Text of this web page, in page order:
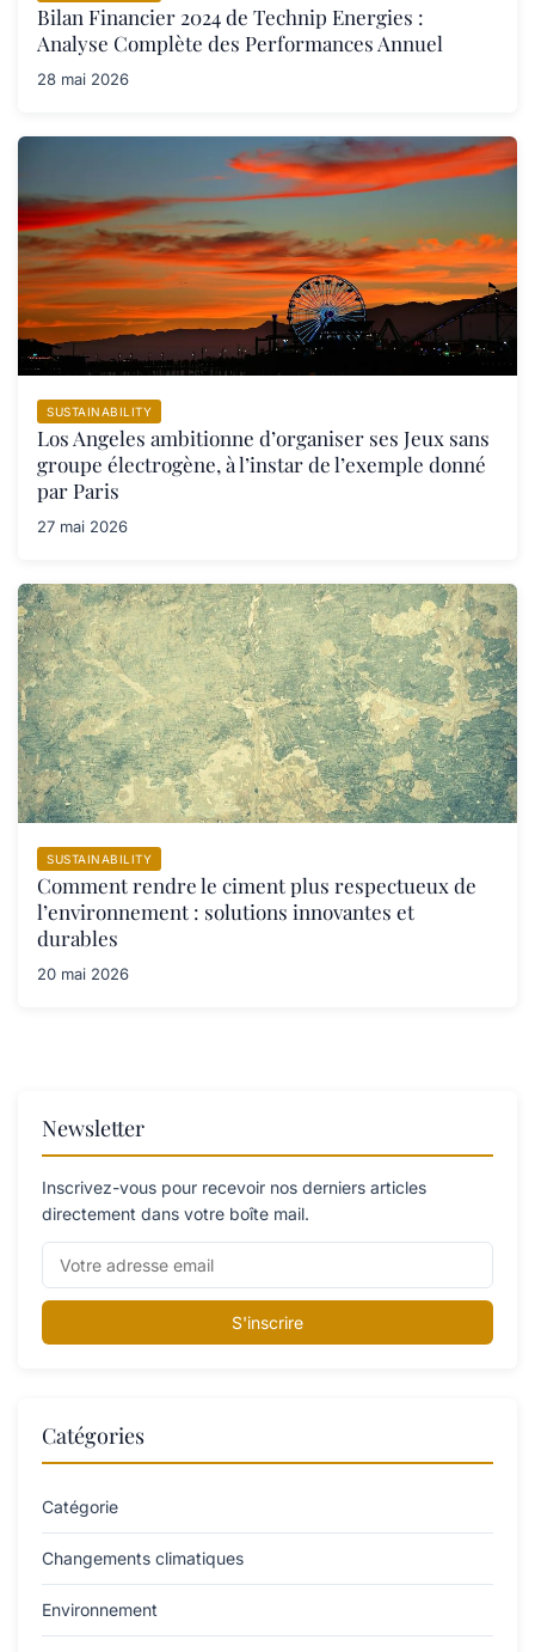
Bilan Financier 2024 de Technip Energies :
Analyse Complète des Performances Annuel
28 mai 2026
SUSTAINABILITY
Los Angeles ambitionne d’organiser ses Jeux sans
groupe électrogène, à l’instar de l’exemple donné
par Paris
27 mai 2026
SUSTAINABILITY
Comment rendre le ciment plus respectueux de
l’environnement : solutions innovantes et
durables
20 mai 2026
Newsletter
Inscrivez-vous pour recevoir nos derniers articles
directement dans votre boîte mail.
S'inscrire
Catégories
Catégorie
Changements climatiques
Environnement